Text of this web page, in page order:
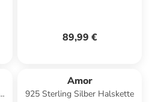
89,99 €
Amor
925 Sterling Silber Halskette